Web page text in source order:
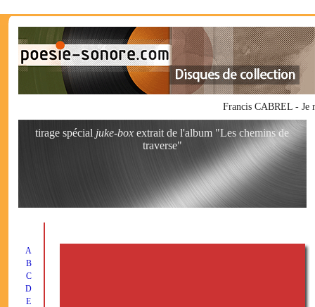
Francis CABREL - Je
tirage spécial juke-box extrait de l'album "Les chemins de
traverse"
A
B
C
D
E